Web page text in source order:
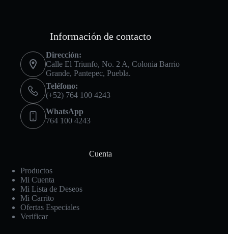
Información de contacto
Dirección:
Calle El Triunfo, No. 2 A, Colonia Barrio
Grande, Pantepec, Puebla.
Teléfono:
(+52) 764 100 4243
WhatsApp
764 100 4243
Cuenta
Productos
Mi Cuenta
Mi Lista de Deseos
Mi Carrito
Ofertas Especiales
Verificar